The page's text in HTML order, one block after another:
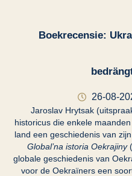
Boekrecensie:
26-08-
Jaroslav Hrytsak
historicus die enkele
land een geschiedenis van
Global’na istoria Oekrajiny
globale geschiedenis van
voor de Oekraïners een